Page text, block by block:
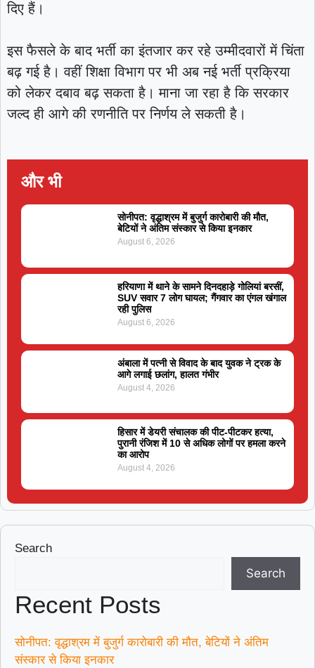
दिए हैं।
इस फैसले के बाद भर्ती का इंतजार कर रहे उम्मीदवारों में चिंता
बढ़ गई है। वहीं शिक्षा विभाग पर भी अब नई भर्ती प्रक्रिया
को लेकर दबाव बढ़ सकता है। माना जा रहा है कि सरकार
जल्द ही आगे की रणनीति पर निर्णय ले सकती है।
और भी
सोनीपत: वृद्धाश्रम में बुजुर्ग कारोबारी की मौत,
बेटियों ने अंतिम संस्कार से किया इनकार
August 6, 2026
हरियाणा में थाने के सामने दिनदहाड़े गोलियां बरसीं,
SUV सवार 7 लोग घायल; गैंगवार का एंगल खंगाल
रही पुलिस
August 6, 2026
अंबाला में पत्नी से विवाद के बाद युवक ने ट्रक के
आगे लगाई छलांग, हालत गंभीर
August 4, 2026
हिसार में डेयरी संचालक की पीट-पीटकर हत्या,
पुरानी रंजिश में 10 से अधिक लोगों पर हमला करने
का आरोप
August 4, 2026
Search
Search
Recent Posts
सोनीपत: वृद्धाश्रम में बुजुर्ग कारोबारी की मौत, बेटियों ने अंतिम
संस्कार से किया इनकार